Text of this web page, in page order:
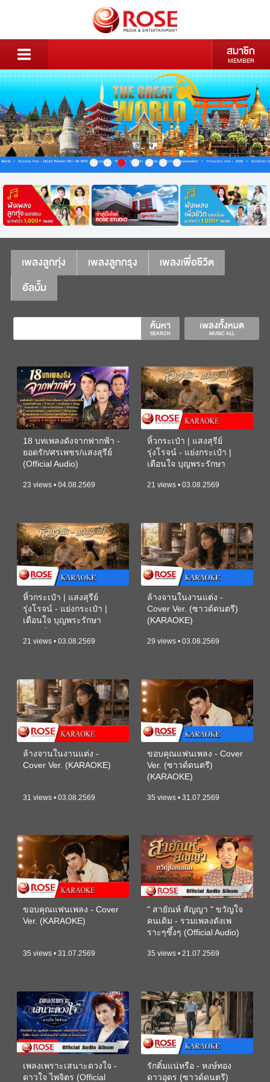
สมาชิก
MEMBER
เพลงลูกทุ่ง เพลงลูกกรุง
เพลงเพื่อชีวิต
อัลบั้ม
เพลงทั้งหมด
MUSIC ALL
ค้นหา
SEARCH
18 บทเพลงดังจากฟากฟ้า -
ยอดรัก/ศรเพชร/แสงสุรีย์
(Official Audio)
23 views • 04.08.2569
หิ้วกระเป๋า | แสงสุรีย์
รุ่งโรจน์ - แย่งกระเป๋า |
เตือนใจ บุญพระรักษา
21 views • 03.08.2569
หิ้วกระเป๋า | แสงสุรีย์
รุ่งโรจน์ - แย่งกระเป๋า |
เตือนใจ บุญพระรักษา
21 views • 03.08.2569
ล้างจานในงานแต่ง -
Cover Ver. (ซาวด์ดนตรี)
(KARAOKE)
29 views • 03.08.2569
ล้างจานในงานแต่ง -
Cover Ver. (KARAOKE)
31 views • 03.08.2569
ขอบคุณแฟนเพลง - Cover
Ver. (ซาวด์ดนตรี)
(KARAOKE)
35 views • 31.07.2569
ขอบคุณแฟนเพลง - Cover
Ver. (KARAOKE)
35 views • 31.07.2569
" สายัณห์ สัญญา " ขวัญใจ
คนเดิม - รวมเพลงดังเพ
ราะๆซึ้งๆ (Official Audio)
35 views • 21.07.2569
เพลงเพราะเสนาะดวงใจ -
ดาวใจ ไพจิตร (Official
รักติ๋มแน่หรือ - หงษ์ทอง
ดาวอุดร (ซาวด์ดนตรี)